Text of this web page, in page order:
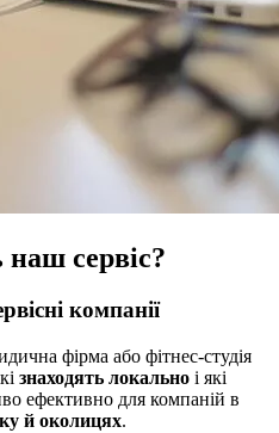
наш сервіс?
компанії
фірма або фітнес-студія
знаходять локально і які
ефективно для компаній в
й околицях.